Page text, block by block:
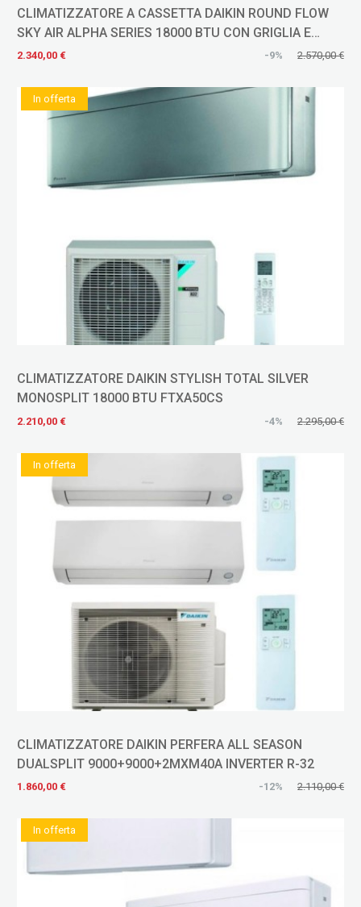
CLIMATIZZATORE A CASSETTA DAIKIN ROUND FLOW
SKY AIR ALPHA SERIES 18000 BTU CON GRIGLIA E
COMANDO A FILO FCAG50B
2.340,00 € -9% 2.570,00 €
In offerta
CLIMATIZZATORE DAIKIN STYLISH TOTAL SILVER
MONOSPLIT 18000 BTU FTXA50CS
2.210,00 € -4% 2.295,00 €
In offerta
CLIMATIZZATORE DAIKIN PERFERA ALL SEASON
DUALSPLIT 9000+9000+2MXM40A INVERTER R-32
1.860,00 € -12% 2.110,00 €
In offerta